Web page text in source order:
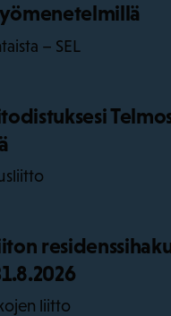
– SEL
liitto